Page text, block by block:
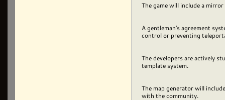
The game will include a
A gentleman's agreement
control or preventing
The developers are actively
template system.
The map generator will
with the community.